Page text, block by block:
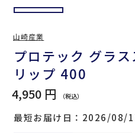
プロテック グラ
リップ 400
4,950 円
最短お届け日 2026/08/
山崎産業